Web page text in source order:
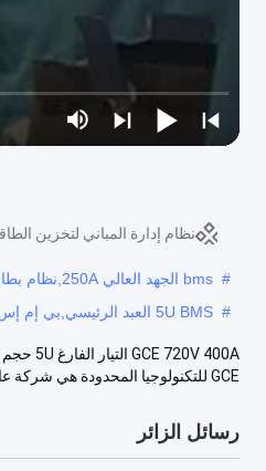
نظام إدارة المباني لتخزين
# bms الجهد العالي 250A,نظام بطارية شمسية 576 فولت,نظام بطارية شمسية 125A
# 5U BMS العبد الرئيسي,بي إم إس ماستر سلايف 720 فولت,العبد الرئيسي BMS 400A
GCE للتكنولوجيا المحدودة هي شركة عالية التقنية متخصصة في البحث والتطوي...
رسائل الزائر